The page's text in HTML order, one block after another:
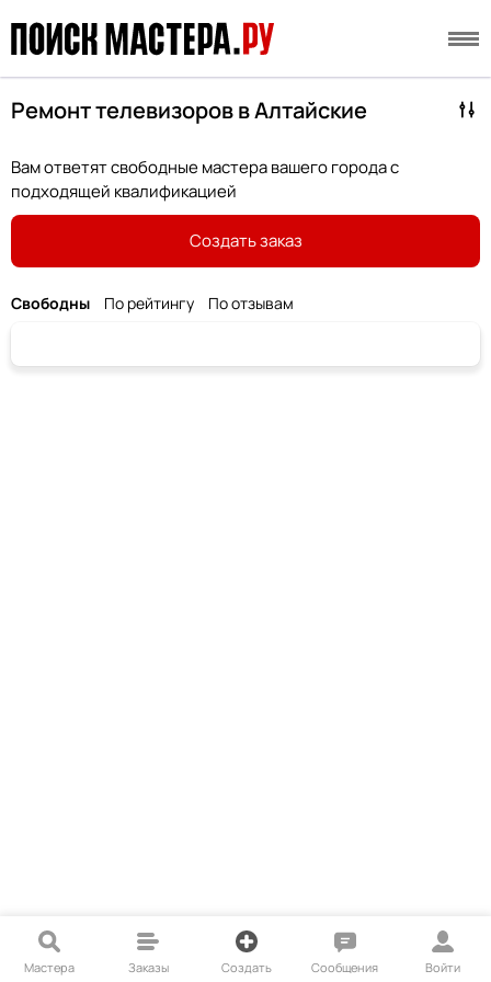
Ремонт телевизоров в Алтайские
Вам ответят свободные мастера вашего города с
подходящей квалификацией
Создать заказ
Свободны По рейтингу По отзывам
Мастера Заказы Создать Сообщения Войти